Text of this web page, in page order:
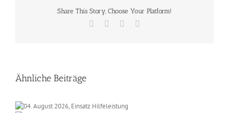
Share This Story, Choose Your Platform!
Facebook
Ähnliche Beiträge